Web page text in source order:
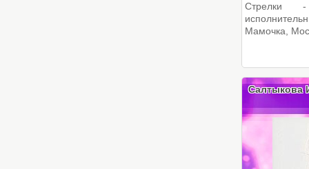
Стрелки -
Мамочка,
Салтыкова